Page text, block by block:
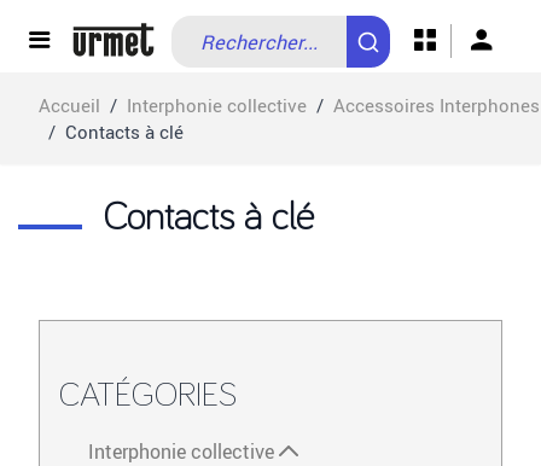
Allez au contenu
Accueil / Interphonie collective / Accessoires Interphones
/ Contacts à clé
Contacts à clé
CATÉGORIES
Interphonie collective